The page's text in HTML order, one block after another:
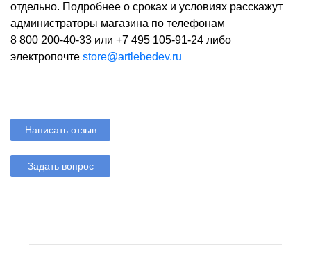
отдельно. Подробнее о сроках и условиях расскажут
администраторы магазина по телефонам
8 800 200-40-33 или +7 495 105-91-24 либо
электропочте store@artlebedev.ru
Написать отзыв
Задать вопрос